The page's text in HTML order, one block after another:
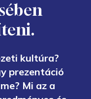
kultúra?
prezentáció
Mi az a